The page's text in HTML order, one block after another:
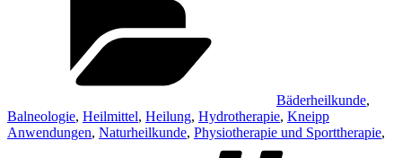
Bäderheilkunde,
Balneologie, Heilmittel, Heilung, Hydrotherapie, Kneipp
Anwendungen, Naturheilkunde, Physiotherapie und Sporttherapie,